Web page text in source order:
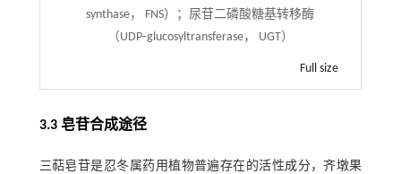
synthase， FNS）；尿苷二磷酸糖基转移酶
（UDP⁃glucosyltransferase， UGT）
Full size
3.3 皂苷合成途径
三萜皂苷是忍冬属药用植物普遍存在的活性成分，齐墩果